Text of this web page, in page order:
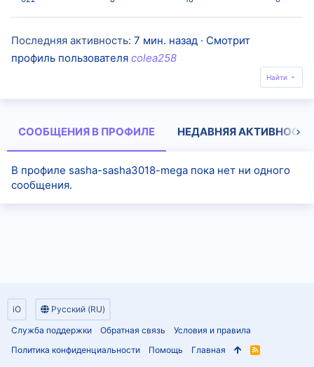
Последняя активность 7 мин. назад · Смотрит
профиль пользователя colea258
Найти
СООБЩЕНИЯ В ПРОФИЛЕ НЕДАВНЯЯ АКТИВНОСТЬ
В профиле sasha-sasha3018-mega пока нет ни одного
сообщения.
iO
Русский (RU)
Служба поддержки
Обратная связь
Условия и правила
Политика конфиденциальности
Помощь Главная
R